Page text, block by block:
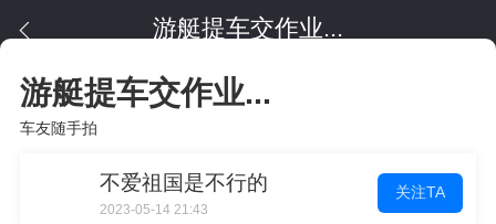
游艇提车交作业...
游艇提车交作业...
车友随手拍
不爱祖国是不行的
2023-05-14 21:43
关注TA